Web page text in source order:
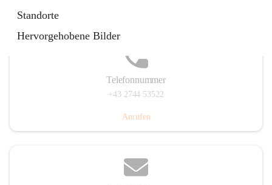
Standorte
Hervorgehobene Bilder
Telefonnummer
+43 2744 53522
Anrufen